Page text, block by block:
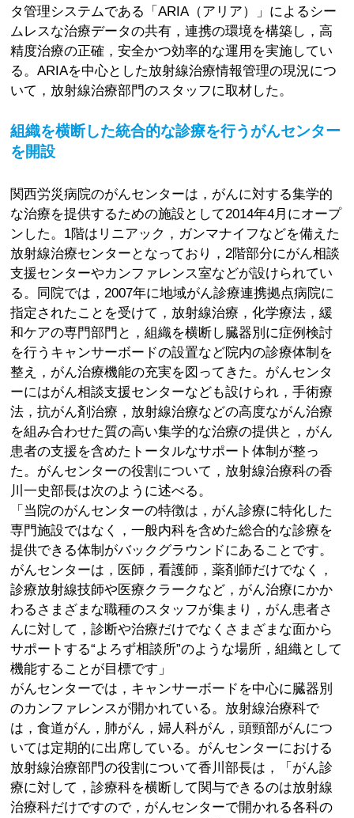
タ管理システムである「ARIA（アリア）」によるシー
ムレスな治療データの共有，連携の環境を構築し，高
精度治療の正確，安全かつ効率的な運用を実施してい
る。ARIAを中心とした放射線治療情報管理の現況につ
いて，放射線治療部門のスタッフに取材した。
組織を横断した統合的な診療を行うがんセンター
を開設
関西労災病院のがんセンターは，がんに対する集学的
な治療を提供するための施設として2014年4月にオープ
ンした。1階はリニアック，ガンマナイフなどを備えた
放射線治療センターとなっており，2階部分にがん相談
支援センターやカンファレンス室などが設けられてい
る。同院では，2007年に地域がん診療連携拠点病院に
指定されたことを受けて，放射線治療，化学療法，緩
和ケアの専門部門と，組織を横断し臓器別に症例検討
を行うキャンサーボードの設置など院内の診療体制を
整え，がん治療機能の充実を図ってきた。がんセンタ
ーにはがん相談支援センターなども設けられ，手術療
法，抗がん剤治療，放射線治療などの高度ながん治療
を組み合わせた質の高い集学的な治療の提供と，がん
患者の支援を含めたトータルなサポート体制が整っ
た。がんセンターの役割について，放射線治療科の香
川一史部長は次のように述べる。
「当院のがんセンターの特徴は，がん診療に特化した
専門施設ではなく，一般内科を含めた総合的な診療を
提供できる体制がバックグラウンドにあることです。
がんセンターは，医師，看護師，薬剤師だけでなく，
診療放射線技師や医療クラークなど，がん治療にかか
わるさまざまな職種のスタッフが集まり，がん患者さ
んに対して，診断や治療だけでなくさまざまな面から
サポートする“よろず相談所”のような場所，組織として
機能することが目標です」
がんセンターでは，キャンサーボードを中心に臓器別
のカンファレンスが開かれている。放射線治療科で
は，食道がん，肺がん，婦人科がん，頭頸部がんにつ
いては定期的に出席している。がんセンターにおける
放射線治療部門の役割について香川部長は，「がん診
療に対して，診療科を横断して関与できるのは放射線
治療科だけですので，がんセンターで開かれる各科の